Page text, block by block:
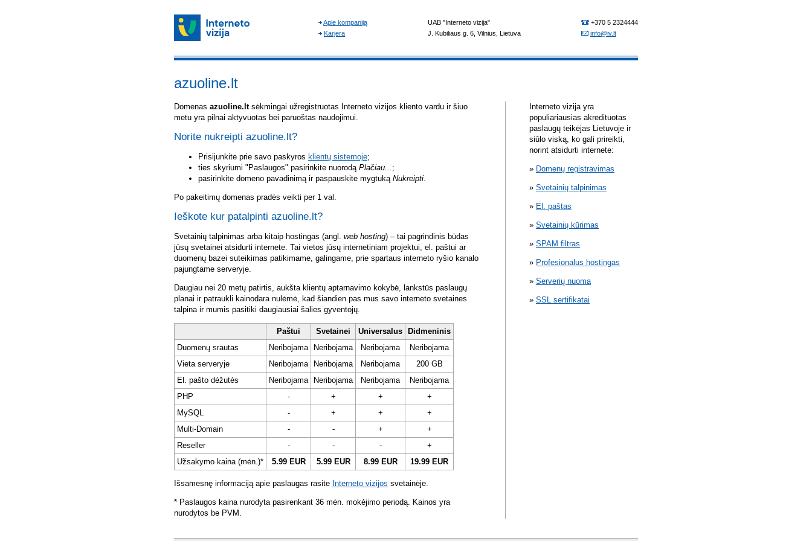
azuoline.lt
Domenas azuoline.ltsėkmingai užregistruotas Interneto vizijos kliento vardu ir šiuo
metu yra pilnai aktyvuotas bei paruoštas naudojimui.
Norite nukreipti azuoline.lt?
Prisijunkite prie savo paskyros klientų sistemoje;
ties skyriumi "Paslaugos" pasirinkite nuorodą Plačiau... ;
pasirinkite domeno pavadinimą ir paspauskite mygtuką Nukreipti.
Po pakeitimų domenas pradės veikti per 1 val.
Ieškote kur patalpinti azuoline.lt?
Svetainių talpinimas arba kitaip hostingas (angl. web hosting) – tai pagrindinis būdas
jūsų svetainei atsidurti internete. Tai vietos jūsų internetiniam projektui, el. paštui ar
duomenų bazei suteikimas patikimame, galingame, prie spartaus interneto ryšio kanalo
pajungtame serveryje.
Daugiau nei 20 metų patirtis, aukšta klientų aptarnavimo kokybė, lankstūs paslaugų
planai ir patraukli kainodara nulėmė, kad šiandien pas mus savo interneto svetaines
talpina ir mumis pasitiki daugiausiai šalies gyventojų.
Paštui Svetainei Universalus
Didmeninis
Duomenų srautas
Neribojama Neribojama Neribojama
Neribojama
Vieta serveryje
Neribojama Neribojama Neribojama
200 GB
El. pašto dėžutės
Neribojama Neribojama Neribojama
Neribojama
PHP
- + +
+
MySQL
- + +
+
Multi-Domain
- - +
+
Reseller
- - -
+
Užsakymo kaina (mėn.)*
5.99 EUR 5.99 EUR 8.99 EUR 19.99 EUR
Išsamesnę informaciją apie paslaugas rasite Interneto vizijos svetainėje.
* Paslaugos kaina nurodyta pasirenkant 36 mėn. mokėjimo periodą. Kainos yra
nurodytos be PVM.
Interneto vizija yra
populiariausias akredituotas
paslaugų teikėjas Lietuvoje ir
siūlo viską, ko gali prireikti,
norint atsidurti internete:
Domenų registravimas
Svetainių talpinimas
El. paštas
Svetainių kūrimas
SPAM filtras
Profesionalus hostingas
Serverių nuoma
SSL sertifikatai